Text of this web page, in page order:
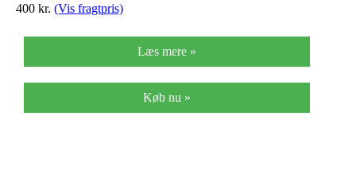
zirkonia
400 kr. (Vis fragtpris)
Læs mere »
Køb nu »